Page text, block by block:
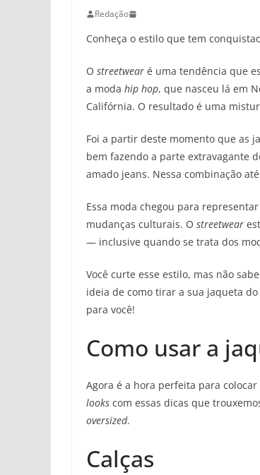
Redação
Conheça o estilo que tem
O streetwear é uma tendência que
a moda hip hop, que nasceu lá em
Califórnia. O resultado é uma
Foi a partir deste momento que as
bem fazendo a parte extravagante
amado jeans. Nessa combinação
Essa moda chegou para
mudanças culturais. O streetwear
— inclusive quando se trata dos
Você curte esse estilo, mas não
ideia de como tirar a sua jaqueta
para você!
Como usar a
Agora é a hora perfeita para
looks com essas dicas que
oversized.
Calças